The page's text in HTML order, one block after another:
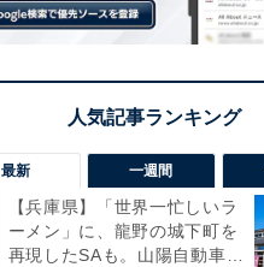
最新 一週間
【兵庫県】「世界一忙しいラ
ーメン」に、龍野の城下町を
再現したSAも。山陽自動車